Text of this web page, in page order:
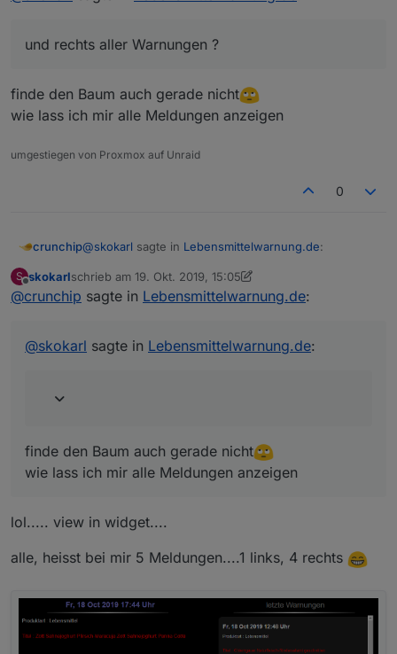
in Kombination mit links aktueller Warnung und rechts
hin.
und rechts aller Warnungen ?
finde den Baum auch gerade nicht
wie lass ich mir alle Meldungen anzeigen
umgestiegen von Proxmox auf Unraid
0
crunchip@skokarl sagte in Lebensmittelwarnung.de:
und rechts aller Warnungen ?
finde den Baum auch gerade nicht
wie lass ich mir alle Meldungen anzeigen
S skokarlschrieb am 19. Okt. 2019, 15:05
zuletzt editiert von skokarl
@crunchip sagte in Lebensmittelwarnung.de:
@skokarl sagte in Lebensmittelwarnung.de:
finde den Baum auch gerade nicht
wie lass ich mir alle Meldungen anzeigen
lol..... view in widget....
alle, heisst bei mir 5 Meldungen....1 links, 4 rechts